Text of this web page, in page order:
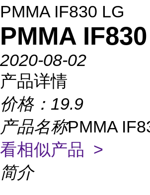
PMMA IF830 LG
PMMA
2020-08-02
产品详情
价格： 19.9
产品名称PMMA
看相似产品 >
简介